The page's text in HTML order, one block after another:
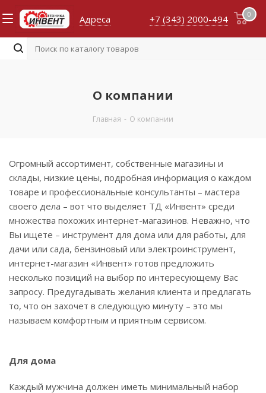
Адреса 0
+7 (343) 2000-494
О компании
Главная - О компании
Огромный ассортимент, собственные магазины и
склады, низкие цены, подробная информация о каждом
товаре и профессиональные консультанты – мастера
своего дела – вот что выделяет ТД «Инвент» среди
множества похожих интернет-магазинов. Неважно, что
Вы ищете – инструмент для дома или для работы, для
дачи или сада, бензиновый или электроинструмент,
интернет-магазин «Инвент» готов предложить
несколько позиций на выбор по интересующему Вас
запросу. Предугадывать желания клиента и предлагать
то, что он захочет в следующую минуту – это мы
называем комфортным и приятным сервисом.
Для дома
Каждый мужчина должен иметь минимальный набор